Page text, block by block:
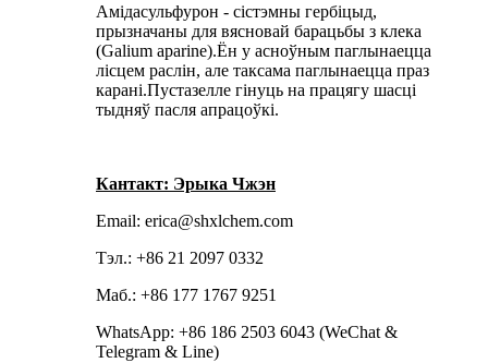
Амідасульфурон - сістэмны гербіцыд,
прызначаны для вясновай барацьбы з клека
(Galium aparine).Ён у асноўным паглынаецца
лісцем раслін, але таксама паглынаецца праз
карані.Пустазелле гінуць на працягу шасці
тыдняў пасля апрацоўкі.
Кантакт: Эрыка Чжэн
Email: erica@shxlchem.com
Тэл.: +86 21 2097 0332
Маб.: +86 177 1767 9251
WhatsApp: +86 186 2503 6043 (WeChat &
Telegram & Line)